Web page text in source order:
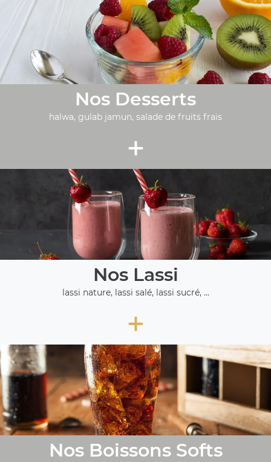
Nos Desserts
halwa, gulab jamun, salade de fruits frais
+
Nos Lassi
lassi nature, lassi salé, lassi sucré, ...
+
Nos Boissons Softs